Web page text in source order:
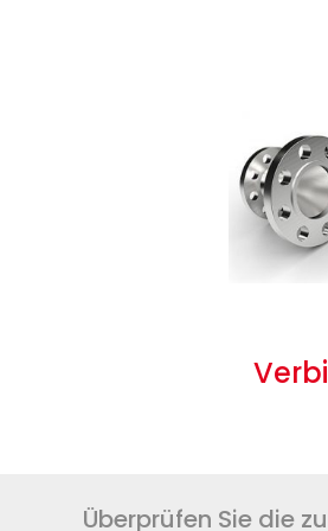
Überprüfen Sie die